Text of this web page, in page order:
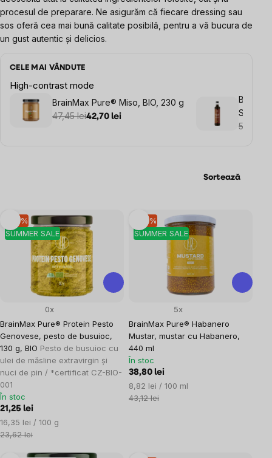
procesul de preparare. Ne asigurăm că fiecare dressing sau
sos oferă cea mai bună calitate posibilă, pentru a vă bucura de
un gust autentic și delicios.
CELE MAI VÂNDUTE
High-contrast mode
BrainMax Pure® Miso, BIO, 230 g
47,45 lei42,70 lei
Sauce,
cocos
53,95
Sortează
Listă
produse
SUMMER SALE
–10 %
BrainMax Pure® Protein Pesto
Genovese, pesto de busuioc,
130 g, BIO Pesto de busuioc cu
ulei de măsline extravirgin și
nuci de pin / *certificat CZ-BIO-
001
0x
În stoc
21,25 lei
Evaluare
preţ:
16,35 lei / 100 g
23,62 lei
SUMMER SALE
–10 %
BrainMax Pure® Habanero
Mustar, mustar cu Habanero,
440 ml
5x
În stoc
38,80 lei
Evaluare
preţ:
8,82 lei / 100 ml
43,12 lei